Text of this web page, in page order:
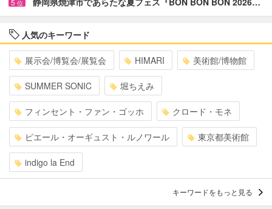
5 位
人気のキーワード
展示会/博覧会/展覧会 HIMARI 美術館/博物館
SUMMER SONIC 堀ちえみ
フィンセント・ファン・ゴッホ クロード・モネ
ピエール・オーギュスト・ルノワール 東京都美術館
indigo la End
キーワードをもっと見る